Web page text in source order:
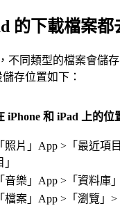
的下載檔案都
不同類型的檔案會儲
存位置如下：
iPhone 和 iPad 上的位
「照片」App >「最近項
」
「音樂」App >「資料庫
「檔案」App >「瀏覽」>